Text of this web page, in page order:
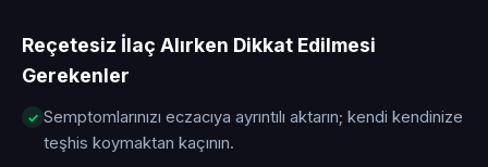
Reçetesiz İlaç Alırken Dikkat Edilmesi
Gerekenler
Semptomlarınızı eczacıya ayrıntılı aktarın; kendi kendinize
teşhis koymaktan kaçının.